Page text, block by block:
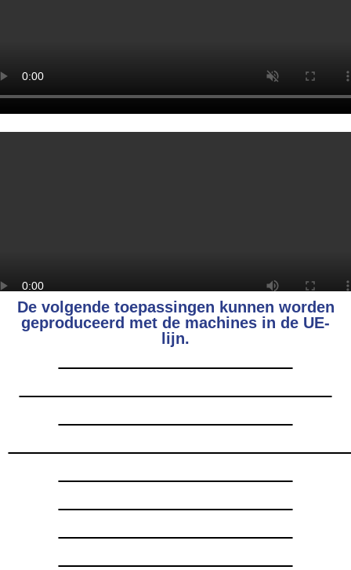
De volgende toepassingen kunnen worden
geproduceerd met de machines in de UE-
lijn.